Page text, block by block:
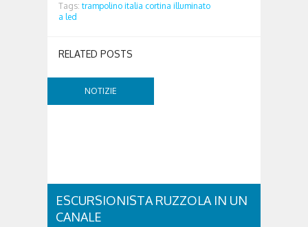
Tags: trampolino italia cortina illuminato
a led
RELATED POSTS
NOTIZIE
ESCURSIONISTA RUZZOLA IN UN
CANALE